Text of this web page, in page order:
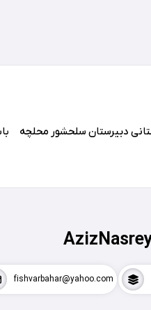
دبیرستان سلحشور محلچه
fishvarbahar@yahoo.com